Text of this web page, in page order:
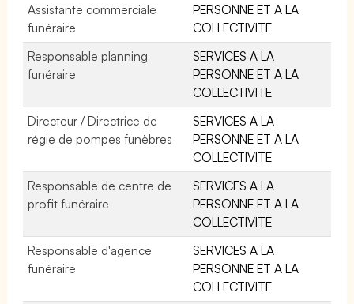
Assistante commerciale
funéraire
PERSONNE ET A LA
COLLECTIVITE
Responsable planning
funéraire
SERVICES A LA
PERSONNE ET A LA
COLLECTIVITE
Directeur / Directrice de
régie de pompes funèbres
SERVICES A LA
PERSONNE ET A LA
COLLECTIVITE
Responsable de centre de
profit funéraire
SERVICES A LA
PERSONNE ET A LA
COLLECTIVITE
Responsable d'agence
funéraire
SERVICES A LA
PERSONNE ET A LA
COLLECTIVITE